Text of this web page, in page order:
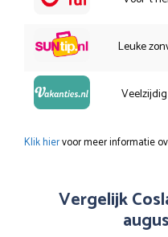
Leuke
Klik hiervoor meer informatie
Vergelijk